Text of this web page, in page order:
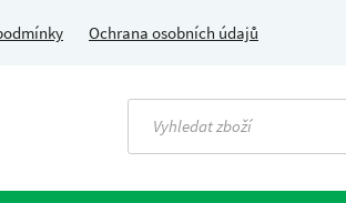
Ochrana osobních údajů